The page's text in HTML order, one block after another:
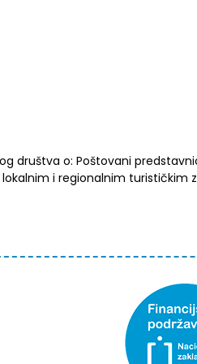
društva o: Poštovani
i regionalnim turističkim